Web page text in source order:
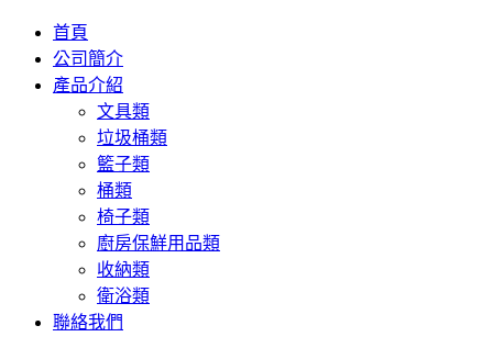
首頁
公司簡介
產品介紹
文具類
垃圾桶類
籃子類
桶類
椅子類
廚房保鮮用品類
收納類
衛浴類
聯絡我們